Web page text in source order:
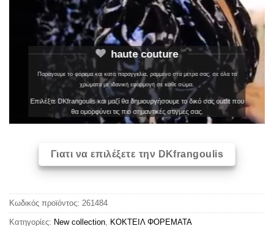
haute couture
Παράγουμε το φόρεμα και κατά παραγγελία, ραμμένο στα μέτρα σας, σε όλα τα
χρώματα με ιδανική εφαρμογή σε κάθε σώμα.
Επιλέξτε DKfrangoulis και μαζί θα δημιουργήσουμε το δικό σας outfit που
θα ομορφύνει τις πιο σημαντικές στιγμές σας.
Γιατι να επιλέξετε την DKfrangoulis
Κωδικός προϊόντος: 261484
Κατηγορίες: New collection, ΚΟΚΤΕΙΛ ΦΟΡΕΜΑΤΑ